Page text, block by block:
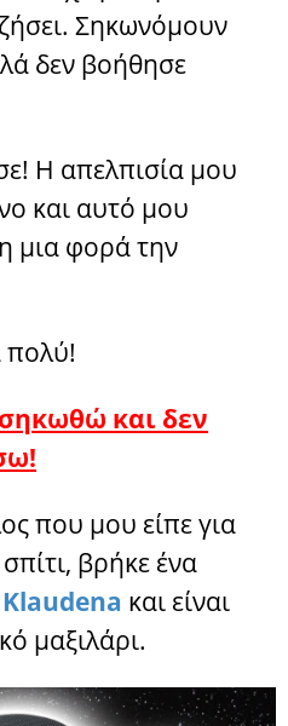
Σηκωνόμουν
δεν βοήθησε
Η απελπισία μου
και αυτό μου
μια φορά την
πολύ!
και δεν
που μου είπε για
βρήκε ένα
Klaudena και είναι
μαξιλάρι.